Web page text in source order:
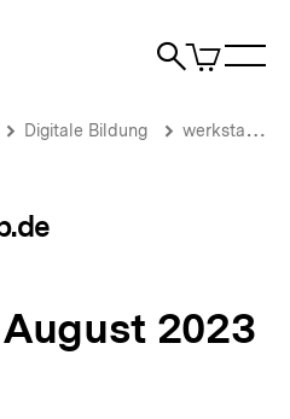
Suche
Artikel
im
Digitale Bildung werkstatt.bpb.de
2023